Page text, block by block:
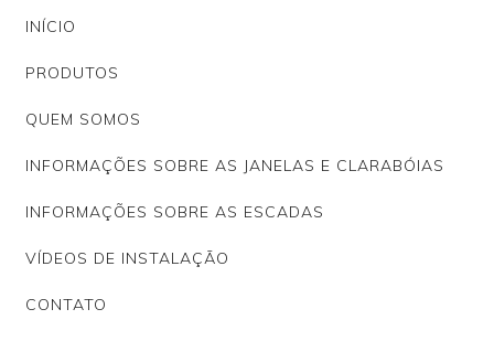
INÍCIO
PRODUTOS
QUEM SOMOS
INFORMAÇÕES SOBRE AS JANELAS E CLARABÓIAS
INFORMAÇÕES SOBRE AS ESCADAS
VÍDEOS DE INSTALAÇÃO
CONTATO